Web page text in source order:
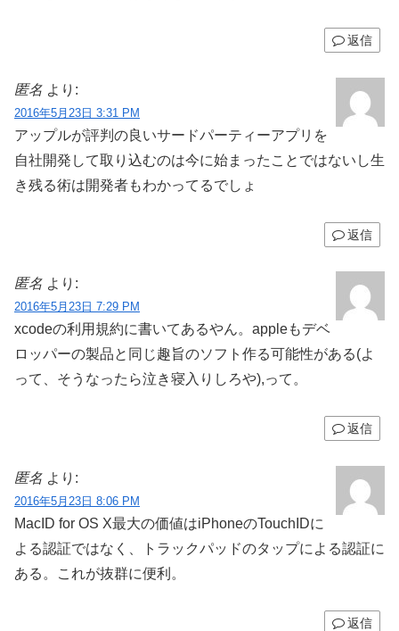
返信
匿名 より:
2016年5月23日 3:31 PM
アップルが評判の良いサードパーティーアプリを
自社開発して取り込むのは今に始まったことではないし生
き残る術は開発者もわかってるでしょ
返信
匿名 より:
2016年5月23日 7:29 PM
xcodeの利用規約に書いてあるやん。appleもデベ
ロッパーの製品と同じ趣旨のソフト作る可能性がある(よ
って、そうなったら泣き寝入りしろや),って。
返信
匿名 より:
2016年5月23日 8:06 PM
MacID for OS X最大の価値はiPhoneのTouchIDに
よる認証ではなく、トラックパッドのタップによる認証に
ある。これが抜群に便利。
返信